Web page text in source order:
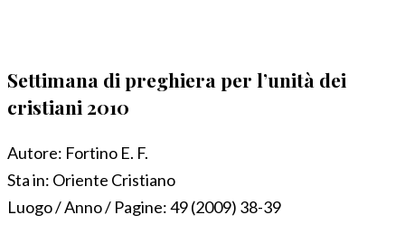
Settimana di preghiera per l’unità dei
cristiani 2010
Autore: Fortino E. F.
Sta in: Oriente Cristiano
Luogo / Anno / Pagine:49 (2009) 38-39